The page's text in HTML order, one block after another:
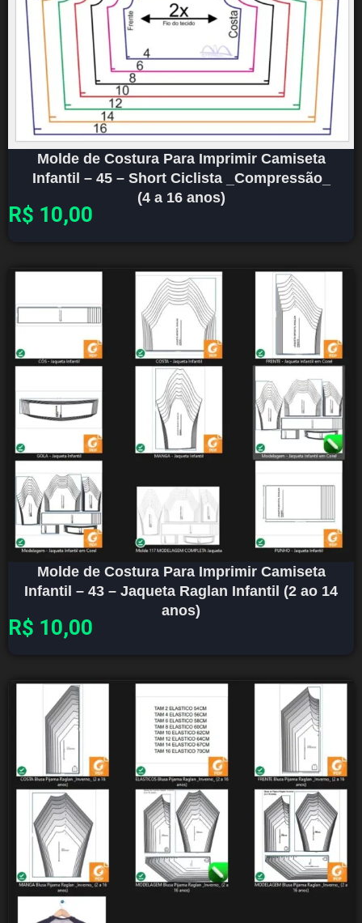
Molde de Costura Para Imprimir Camiseta
Infantil – 45 – Short Ciclista _Compressão_
(4 a 16 anos)
R$ 10,00
Molde de Costura Para Imprimir Camiseta
Infantil – 43 – Jaqueta Raglan Infantil (2 ao 14
anos)
R$ 10,00